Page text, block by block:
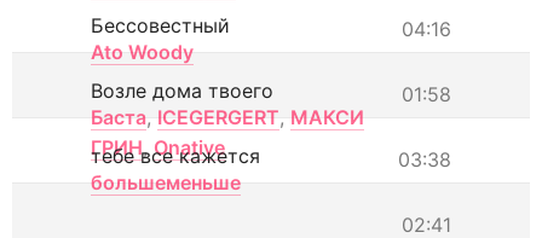
04:16
Бессовестный
Ato Woody
01:58
Возле дома твоего
Баста, ICEGERGERT, МАКСИ
ГРИН, Onative 03:38
тебе все кажется
большеменьше
02:41